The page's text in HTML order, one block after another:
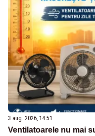
3 aug. 2026, 14:51
Ventilatoarele nu mai